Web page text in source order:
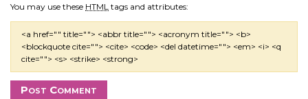
You may use these HTML tags and attributes:
<a href="" title=""> <abbr title=""> <acronym title=""> <b>
<blockquote cite=""> <cite> <code> <del datetime=""> <em> <i> <q
cite=""> <s> <strike> <strong>